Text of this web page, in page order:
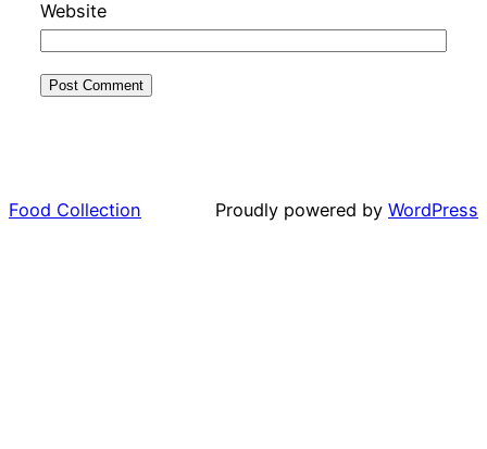
Website
Food Collection Proudly powered by WordPress